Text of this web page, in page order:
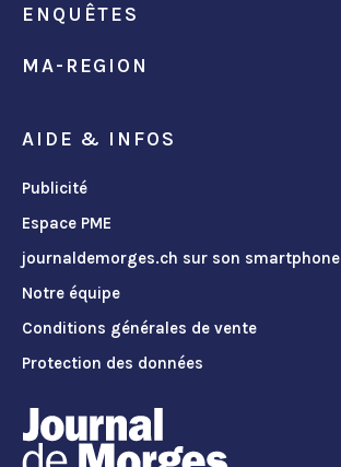
ENQUÊTES
MA-REGION
AIDE & INFOS
Publicité
Espace PME
journaldemorges.ch sur son smartphone
Notre équipe
Conditions générales de vente
Protection des données